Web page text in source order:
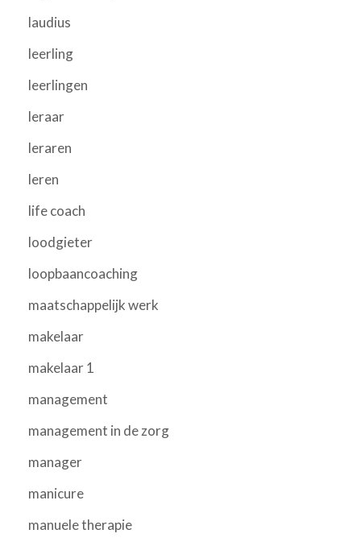
laudius
leerling
leerlingen
leraar
leraren
leren
life coach
loodgieter
loopbaancoaching
maatschappelijk werk
makelaar
makelaar 1
management
management in de zorg
manager
manicure
manuele therapie